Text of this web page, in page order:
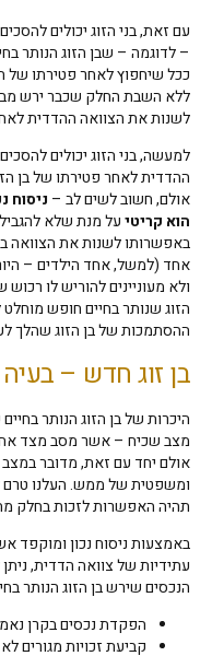
עם זאת, בני הזוג יכולים
– לדוגמה – שבן הזוג הנותר
ככל שיחפוץ לאחר פטירתו של
ללא השבת החלק שכבר ירש מבן
לשנות את הצוואה ההדדית
למעשה, בני הזוג יכולים
ההדדית לאחר פטירתו של בן
אולם, חשוב לשים לב –ניסוח
הוא קריטיעל מנת שלא להגביל
באפשרותו לשנות את הצוואה
אחד (למשל, אחד הילדים –
ולא מעוניינים להוריש לו רכוש
הזוג שנותר בחיים חופש מוחלט
ההסתמכות של בן הזוג שהלך
בן זוג חדש –
היכרות של בן הזוג הנותר
מצב שכיח – אשר מסב מצד אחד
אולם יחד עם זאת, מדובר
ומשפטית של ממש. העלנו טרם
תהיה האפשרות לזכות בחלק
באמצעות ניסוח נכון ומוקפד
עתידיות של צוואה הדדית,
הנכסים שירש בן הזוג הנותר
הפקדת נכסים בקרן
קביעת זכויות מגורים לא